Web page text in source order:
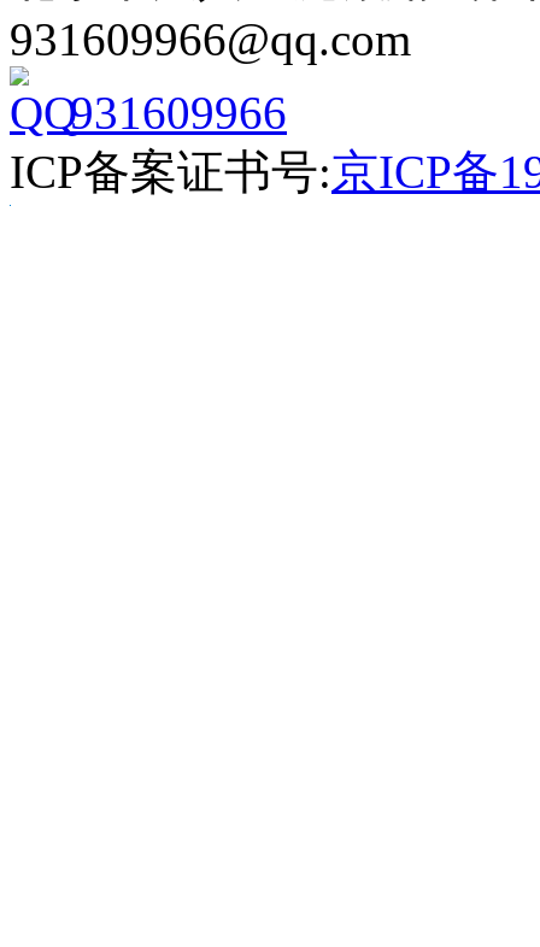
931609966@qq.com
931609966
ICP备案证书号:京ICP备